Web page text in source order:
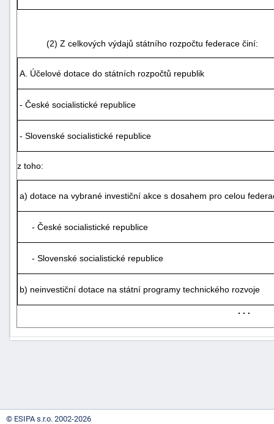
(2) Z celkových výdajů státního rozpočtu federace činí:
A. Účelové dotace do státních rozpočtů republik
- České socialistické republice
- Slovenské socialistické republice
z toho:
a) dotace na vybrané investiční akce s dosahem pro celou
- České socialistické republice
- Slovenské socialistické republice
b) neinvestiční dotace na státní programy technického rozvoje
. . .
© ESIPA s.r.o. 2002-2026